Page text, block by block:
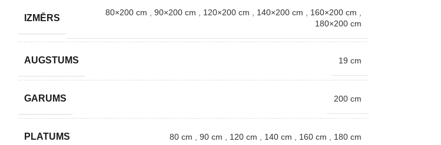
IZMĒRS
80×200 cm 90×200 cm 120×200 cm 140×200 cm 160×200 cm
180×200 cm
AUGSTUMS 19 cm
GARUMS 200 cm
PLATUMS 80 cm 90 cm 120 cm 140 cm 160 cm 180 cm